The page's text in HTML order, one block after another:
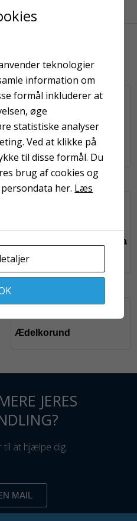
PÅ
På fjernlager
Spartel Plano PRO 250
mm Bredspartel
Herkul Grip Orange Extra
Strong str. L
Ædelkorund
JERES
til at hjælpe dig.
MAIL
teknologier
information om
formål inkluderer at
øge
statistiske analyser
Ved at klikke på
til disse formål. Du
brug af cookies og
her. Læs